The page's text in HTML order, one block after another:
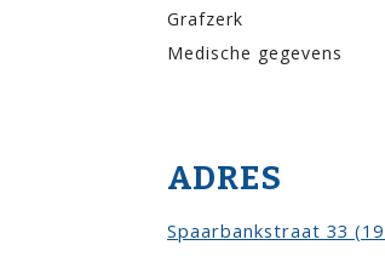
Grafzerk
Medische gegevens
ADRES
Spaarbankstraat 33